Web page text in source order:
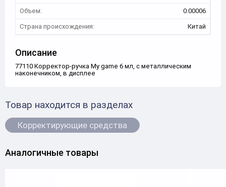
Объем:
0.00006
Страна происхождения:
Китай
Описание
77110 Корректор-ручка My game 6 мл, с металлическим
наконечником, в дисплее
Товар находится в разделах
Корректирующие средства
Аналогичные товары